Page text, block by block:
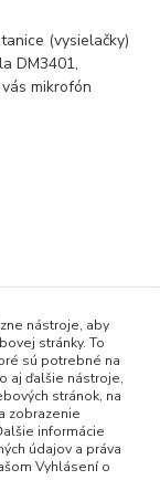
(vysielačky)
DM3401,
mikrofón
nástroje, aby
stránky. To
sú potrebné na
aj ďalšie nástroje,
stránok, na
zobrazenie
informácie
údajov a práva
Vyhlásení o